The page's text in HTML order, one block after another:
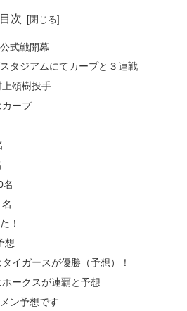
目次
式戦開幕
タジアムにてカープと３連戦
頌樹投手
カープ
名
！
想
イガースが優勝（予想）！
ークスが連覇と予想
ン予想です